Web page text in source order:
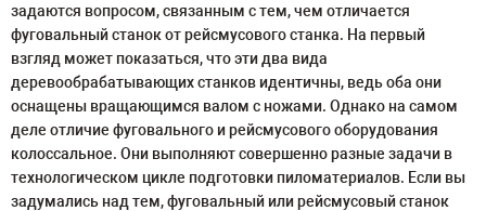
задаются вопросом, связанным с тем, чем отличается
фуговальный станок от рейсмусового станка. На первый
взгляд может показаться, что эти два вида
деревообрабатывающих станков идентичны, ведь оба они
оснащены вращающимся валом с ножами. Однако на самом
деле отличие фуговального и рейсмусового оборудования
колоссальное. Они выполняют совершенно разные задачи в
технологическом цикле подготовки пиломатериалов. Если вы
задумались над тем, фуговальный или рейсмусовый станок